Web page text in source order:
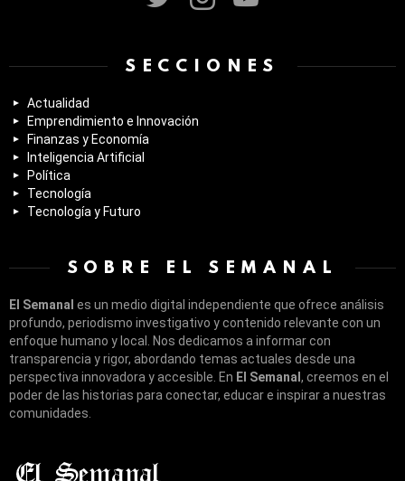
SECCIONES
Actualidad
Emprendimiento e Innovación
Finanzas y Economía
Inteligencia Artificial
Política
Tecnología
Tecnología y Futuro
SOBRE EL SEMANAL
El Semanal es un medio digital independiente que ofrece análisis
profundo, periodismo investigativo y contenido relevante con un
enfoque humano y local. Nos dedicamos a informar con
transparencia y rigor, abordando temas actuales desde una
perspectiva innovadora y accesible. En El Semanal , creemos en el
poder de las historias para conectar, educar e inspirar a nuestras
comunidades.